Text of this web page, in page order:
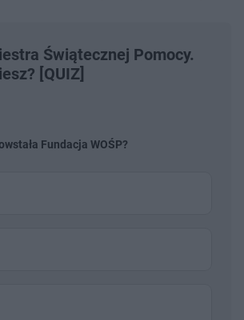
Świątecznej Pomocy.
[QUIZ]
Fundacja WOŚP?